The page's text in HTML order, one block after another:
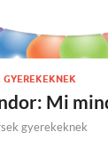
GYEREKEKNEK
Mi
gyerekeknek